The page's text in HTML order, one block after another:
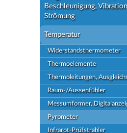
Beschleunigung,
Strömung
Temperatur
Widerstandsthermometer
Thermoelemente
Thermoleitungen,
Raum-/Aussenfühler
Messumformer,
Pyrometer
Infrarot-Prüfstrahler